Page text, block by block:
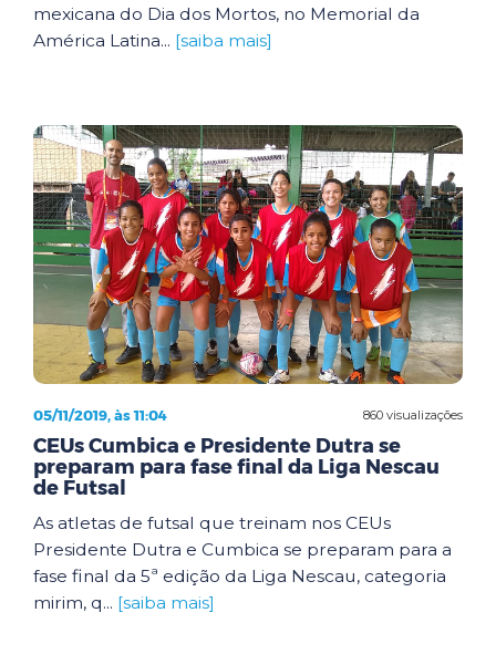
mexicana do Dia dos Mortos, no Memorial da
América Latina... [saiba mais]
860 visualizações
05/11/2019, às 11:04
CEUs Cumbica e Presidente Dutra se
preparam para fase final da Liga Nescau
de Futsal
As atletas de futsal que treinam nos CEUs
Presidente Dutra e Cumbica se preparam para a
fase final da 5ª edição da Liga Nescau, categoria
mirim, q... [saiba mais]